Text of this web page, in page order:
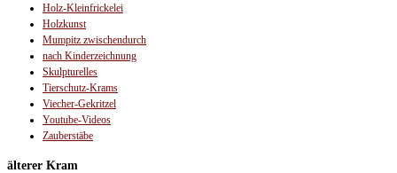
Holz-Kleinfrickelei
Holzkunst
Mumpitz zwischendurch
nach Kinderzeichnung
Skulpturelles
Tierschutz-Krams
Viecher-Gekritzel
Youtube-Videos
Zauberstäbe
älterer Kram